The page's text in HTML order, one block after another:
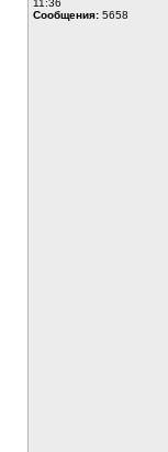
11:36
Сообщения: 5658